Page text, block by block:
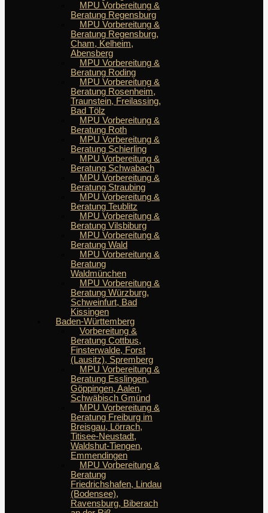
MPU Vorbereitung &
Beratung Regensburg
MPU Vorbereitung &
Beratung Regensburg,
Cham, Kelheim,
Abensberg
MPU Vorbereitung &
Beratung Roding
MPU Vorbereitung &
Beratung Rosenheim,
Traunstein, Freilassing,
Bad Tölz
MPU Vorbereitung &
Beratung Roth
MPU Vorbereitung &
Beratung Schierling
MPU Vorbereitung &
Beratung Schwabach
MPU Vorbereitung &
Beratung Straubing
MPU Vorbereitung &
Beratung Teublitz
MPU Vorbereitung &
Beratung Vilsbiburg
MPU Vorbereitung &
Beratung Wald
MPU Vorbereitung &
Beratung
Waldmünchen
MPU Vorbereitung &
Beratung Würzburg,
Schweinfurt, Bad
Kissingen
Baden-Württemberg
Vorbereitung &
Beratung Cottbus,
Finsterwalde, Forst
(Lausitz), Spremberg
MPU Vorbereitung &
Beratung Esslingen,
Göppingen, Aalen,
Schwäbisch Gmünd
MPU Vorbereitung &
Beratung Freiburg im
Breisgau, Lörrach,
Titisee-Neustadt,
Waldshut-Tiengen,
Emmendingen
MPU Vorbereitung &
Beratung
Friedrichshafen, Lindau
(Bodensee),
Ravensburg, Biberach